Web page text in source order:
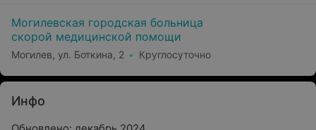
Могилевская городская больница
скорой медицинской помощи
Могилев, ул. Боткина, 2 Круглосуточно
Инфо